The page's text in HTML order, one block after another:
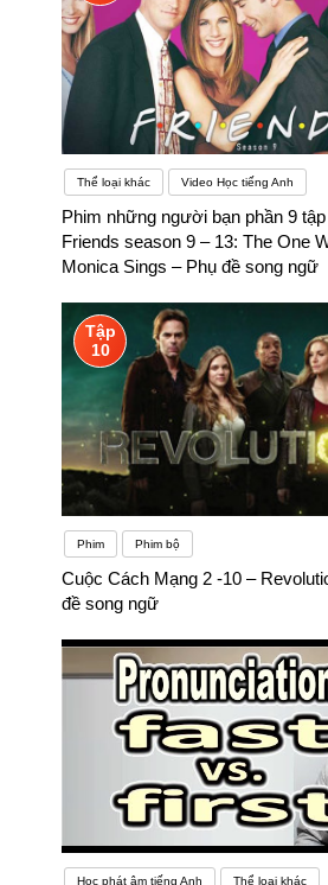
Thể loại khác Video Học tiếng Anh
Phim những người bạn phần 9
Friends season 9 – 13: The One
Monica Sings – Phụ đề song ngữ
Tập
10
Phim Phim bộ
Cuộc Cách Mạng 2 -10 –
đề song ngữ
Học phát âm tiếng Anh Thể loại khác